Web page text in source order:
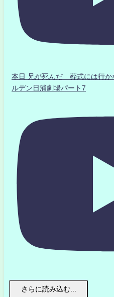
本日 兄が死んだ 葬式には行
ルデン日浦劇場パート7
さらに読み込む...